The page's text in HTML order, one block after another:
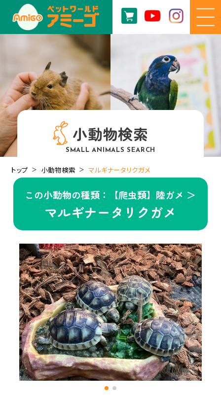
小動物検索
SMALL ANIMALS SEARCH
トップ 小動物検索 マルギナータリクガメ
この小動物の種類：【爬虫類】陸ガメ ＞
マルギナータリクガメ